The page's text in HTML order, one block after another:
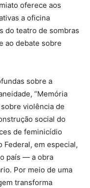
oferece aos
a oficina
do teatro de sombras
ao debate sobre
sobre a
“Memória
violência de
social do
de feminicídio
em especial,
país — a obra
Por meio de uma
transforma